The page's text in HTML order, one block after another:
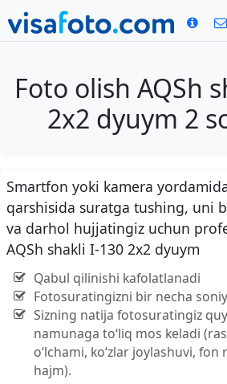
Foto olish AQSh
2x2 dyuym 2
Smartfon yoki kamera
qarshisida suratga tushing, uni
va darhol hujjatingiz uchun
AQSh shakli I-130 2x2 dyuym
Qabul qilinishi kafolatlanadi
Fotosuratingizni bir necha
Sizning natija fotosuratingiz
namunaga to‘liq mos keladi
o‘lchami, ko‘zlar joylashuvi,
hajm).